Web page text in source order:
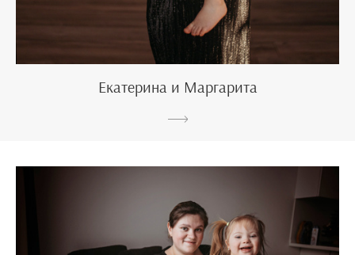
Екатерина и Маргарита